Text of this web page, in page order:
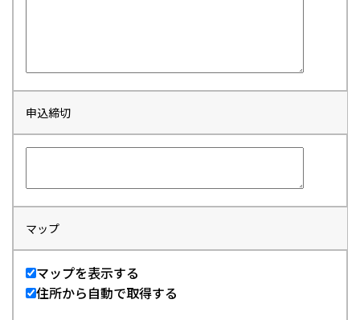
申込締切
マップ
マップを表示する
住所から自動で取得する